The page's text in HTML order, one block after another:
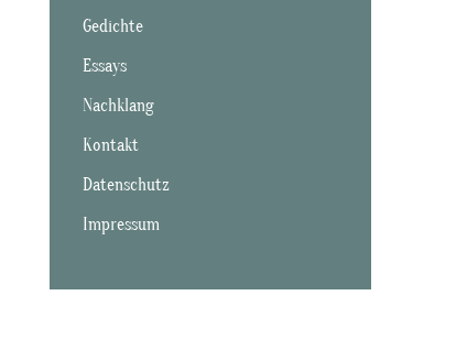
Gedichte
Essays
Nachklang
Kontakt
Datenschutz
Impressum